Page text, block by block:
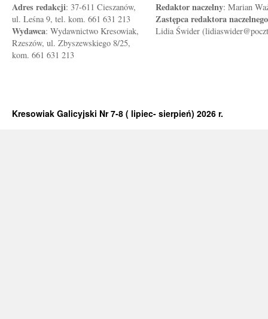
Adres redakcji: 37-611 Cieszanów,
ul. Leśna 9, tel. kom. 661 631 213
Wydawca: Wydawnictwo Kresowiak,
Rzeszów, ul. Zbyszewskiego 8/25,
kom. 661 631 213
Redaktor naczelny: Marian
Zastępca redaktora naczelnego
Lidia Świder
Kresowiak Galicyjski Nr 7-8 ( lipiec- sierpień) 2026 r.